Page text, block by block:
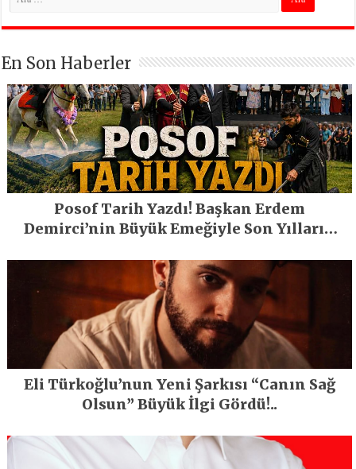
En Son Haberler
Posof Tarih Yazdı! Başkan Erdem
Demirci’nin Büyük Emeğiyle Son Yılların
Eli Türkoğlu’nun Yeni Şarkısı “Canın Sağ
Olsun” Büyük İlgi Gördü!..